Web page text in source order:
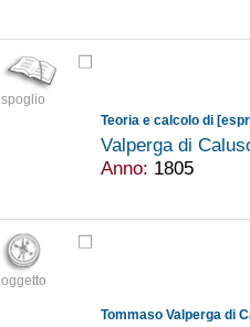
spoglio
Teoria e calcolo di
Valperga di
Anno: 1805
oggetto
Tommaso Valperga di